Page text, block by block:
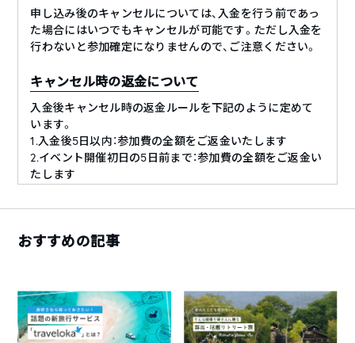
申し込み後のキャンセルについては、入金を行う前であっ
た場合にはいつでもキャンセルが可能です。ただし入金を
行わないと参加確定になりませんので、ご注意ください。
キャンセル時の返金について
入金後キャンセル時の返金ルールを下記のように定めて
います。
1.入金後5日以内：参加費の全額をご返金いたします
2.イベント開催初日の5日前まで：参加費の全額をご返金い
たします
ーキャンセル対応期限：6月1日23:59まで
で、銀行口座をご共有頂ければと思っています。返金はキ
ャンセルした日の、翌月末となりますのでご了承ください
ませ。
おすすめの記事